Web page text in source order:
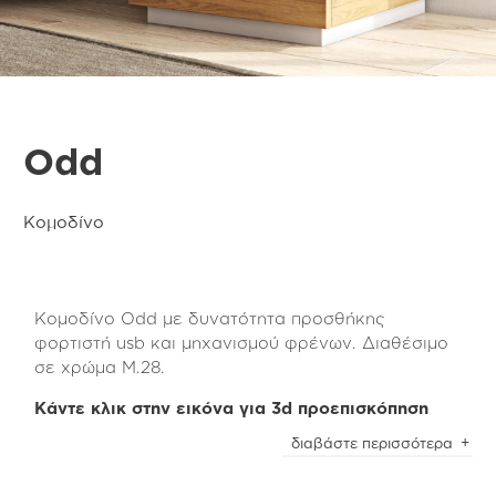
Odd
Κομοδίνο
Κομοδίνο Odd με δυνατότητα προσθήκης
φορτιστή usb και μηχανισμού φρένων. Διαθέσιμο
σε χρώμα M.28.
Κάντε κλικ στην εικόνα για 3d προεπισκόπηση
To κομοδίνο Odd συνδυάζεται υπέροχα με όλα τα
διαβάστε περισσότερα